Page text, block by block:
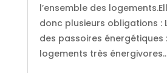
l’ensemble des
donc plusieurs obligations :
des passoires énergétiques
logements très